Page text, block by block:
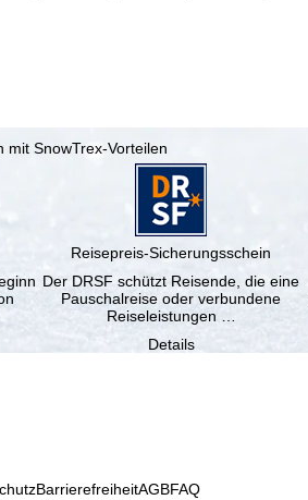
mit SnowTrex-Vorteilen
Reisepreis-Sicherungsschein
Der DRSF schützt Reisende, die eine
Pauschalreise oder verbundene
Reiseleistungen …
Details
BarrierefreiheitAGBFAQ